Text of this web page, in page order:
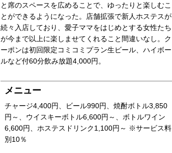
と席のスペースを広めることで、ゆったりと楽しむこ
とができるようになった。店舗拡張で新人ホステスが
続々入店しており、愛子ママをはじめとする女性たち
が今まで以上に楽しませてくれること間違いなし。ク
ーポンは初回限定コミコミプラン生ビール、ハイボー
ルなど付60分飲み放題4,000円。
メニュー
チャージ4,400円、ビール990円、焼酎ボトル3,850
円～、ウイスキーボトル6,600円～、ボトルワイン
6,600円、ホステスドリンク1,100円～ ※サービス料
別10％